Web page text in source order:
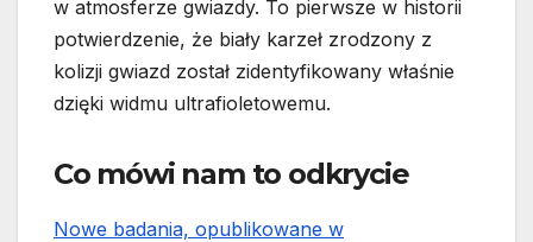
w atmosferze gwiazdy. To pierwsze w historii
potwierdzenie, że biały karzeł zrodzony z
kolizji gwiazd został zidentyfikowany właśnie
dzięki widmu ultrafioletowemu.
Co mówi nam to odkrycie
Nowe badania, opublikowane w